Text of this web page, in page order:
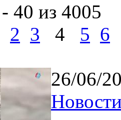
40 из 4005
2 3 4 5 6
26/06/